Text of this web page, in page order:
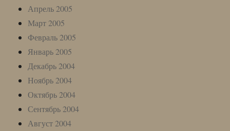
Апрель 2005
Март 2005
Февраль 2005
Январь 2005
Декабрь 2004
Ноябрь 2004
Октябрь 2004
Сентябрь 2004
Август 2004